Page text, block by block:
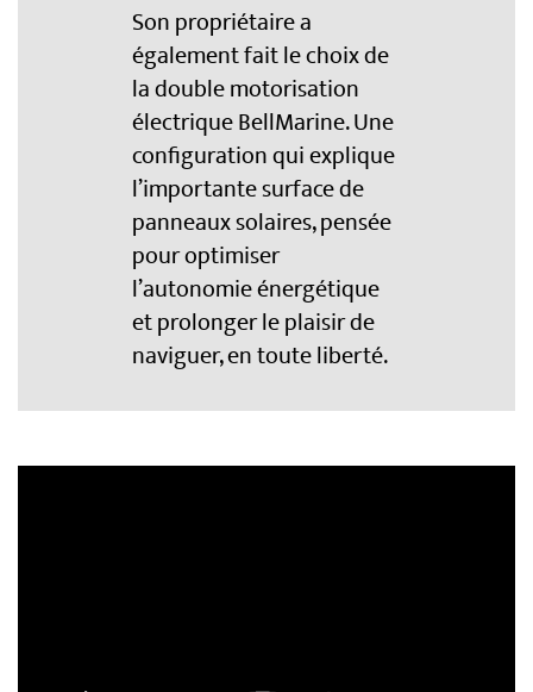
Son propriétaire a
également fait le choix de
la double motorisation
électrique BellMarine. Une
configuration qui explique
l’importante surface de
panneaux solaires, pensée
pour optimiser
l’autonomie énergétique
et prolonger le plaisir de
naviguer, en toute liberté.